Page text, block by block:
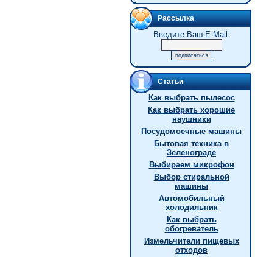
Рассылка
Введите Ваш E-Mail:
Статьи
Как выбрать пылесос
Как выбрать хорошие
наушники
Посудомоечные машины
Бытовая техника в
Зеленограде
Выбираем микрофон
Выбор стиральной
машины
Автомобильный
холодильник
Как выбрать
обогреватель
Измельчители пищевых
отходов